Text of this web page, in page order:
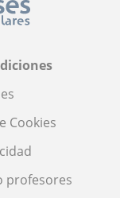
Cookies
profesores